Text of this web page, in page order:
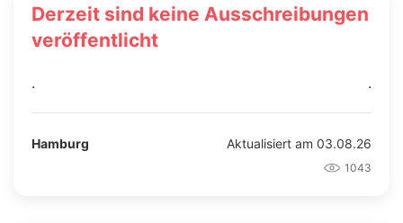
Derzeit sind keine Ausschreibungen
veröffentlicht
. .
Hamburg Aktualisiert am 03.08.26
1043